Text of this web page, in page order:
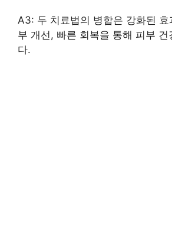
A3: 두 치료법의 병합은 강화된 효
부 개선, 빠른 회복을 통해 피부 건
다.